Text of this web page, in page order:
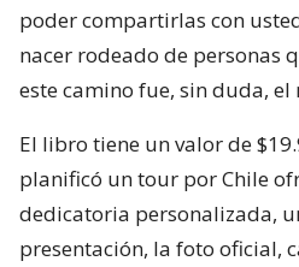
poder compartirlas con
nacer rodeado de personas
este camino fue, sin duda, el
El libro tiene un valor de
planificó un tour por Chile
dedicatoria personalizada,
presentación, la foto oficial,